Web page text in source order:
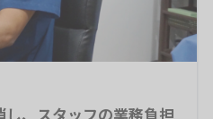
、スタッフの業務負担